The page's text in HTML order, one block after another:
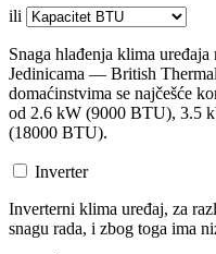
ili
Snaga hlađenja klima
Jedinicama — British
domaćinstvima se najčešće
od 2.6 kW (9000 BTU), 3.5
(18000 BTU).
Inverter
Inverterni klima uređaj, za
snagu rada, i zbog toga ima